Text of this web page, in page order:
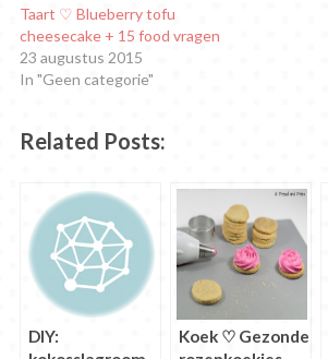
Taart ♡ Blueberry tofu
cheesecake + 15 food vragen
23 augustus 2015
In "Geen categorie"
Related Posts:
DIY:
Koek ♡ Gezonde